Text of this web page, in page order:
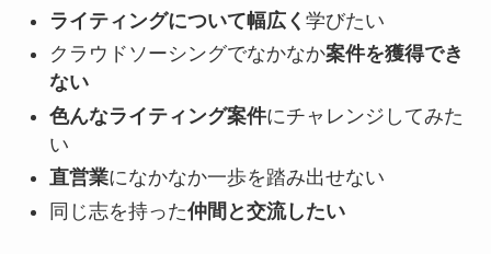
ライティングについて幅広く 学びたい
クラウドソーシングでなかなか案件を獲得でき
ない
色んなライティング案件にチャレンジしてみた
い
直営業になかなか一歩を踏み出せない
同じ志を持った仲間と交流したい